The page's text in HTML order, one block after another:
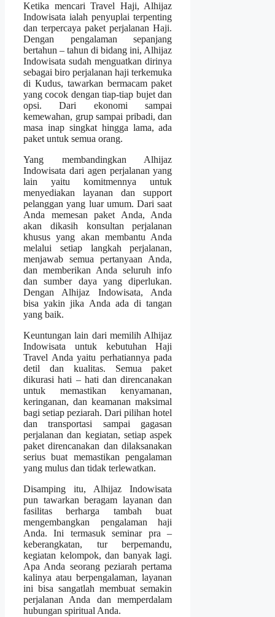
Ketika mencari Travel Haji, Alhijaz
Indowisata ialah penyuplai terpenting
dan terpercaya paket perjalanan Haji.
Dengan pengalaman sepanjang
bertahun – tahun di bidang ini, Alhijaz
Indowisata sudah menguatkan dirinya
sebagai biro perjalanan haji terkemuka
di Kudus, tawarkan bermacam paket
yang cocok dengan tiap-tiap bujet dan
opsi. Dari ekonomi sampai
kemewahan, grup sampai pribadi, dan
masa inap singkat hingga lama, ada
paket untuk semua orang.
Yang membandingkan Alhijaz
Indowisata dari agen perjalanan yang
lain yaitu komitmennya untuk
menyediakan layanan dan support
pelanggan yang luar umum. Dari saat
Anda memesan paket Anda, Anda
akan dikasih konsultan perjalanan
khusus yang akan membantu Anda
melalui setiap langkah perjalanan,
menjawab semua pertanyaan Anda,
dan memberikan Anda seluruh info
dan sumber daya yang diperlukan.
Dengan Alhijaz Indowisata, Anda
bisa yakin jika Anda ada di tangan
yang baik.
Keuntungan lain dari memilih Alhijaz
Indowisata untuk kebutuhan Haji
Travel Anda yaitu perhatiannya pada
detil dan kualitas. Semua paket
dikurasi hati – hati dan direncanakan
untuk memastikan kenyamanan,
keringanan, dan keamanan maksimal
bagi setiap peziarah. Dari pilihan hotel
dan transportasi sampai gagasan
perjalanan dan kegiatan, setiap aspek
paket direncanakan dan dilaksanakan
serius buat memastikan pengalaman
yang mulus dan tidak terlewatkan.
Disamping itu, Alhijaz Indowisata
pun tawarkan beragam layanan dan
fasilitas berharga tambah buat
mengembangkan pengalaman haji
Anda. Ini termasuk seminar pra –
keberangkatan, tur berpemandu,
kegiatan kelompok, dan banyak lagi.
Apa Anda seorang peziarah pertama
kalinya atau berpengalaman, layanan
ini bisa sangatlah membuat semakin
perjalanan Anda dan memperdalam
hubungan spiritual Anda.